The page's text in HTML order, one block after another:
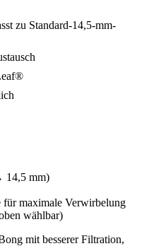
zu Standard-14,5-mm-
14,5 mm)
für maximale Verwirbelung
wählbar)
mit besserer Filtration,